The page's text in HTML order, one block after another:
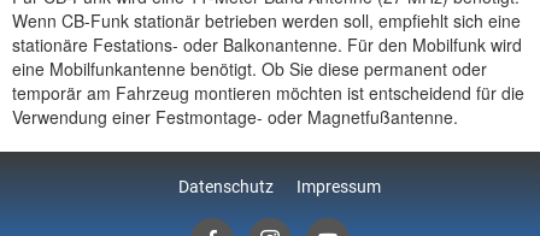
Wenn CB-Funk stationär betrieben werden soll, empfiehlt sich eine
stationäre Festations- oder Balkonantenne. Für den Mobilfunk wird
eine Mobilfunkantenne benötigt. Ob Sie diese permanent oder
temporär am Fahrzeug montieren möchten ist entscheidend für die
Verwendung einer Festmontage- oder Magnetfußantenne.
Datenschutz Impressum